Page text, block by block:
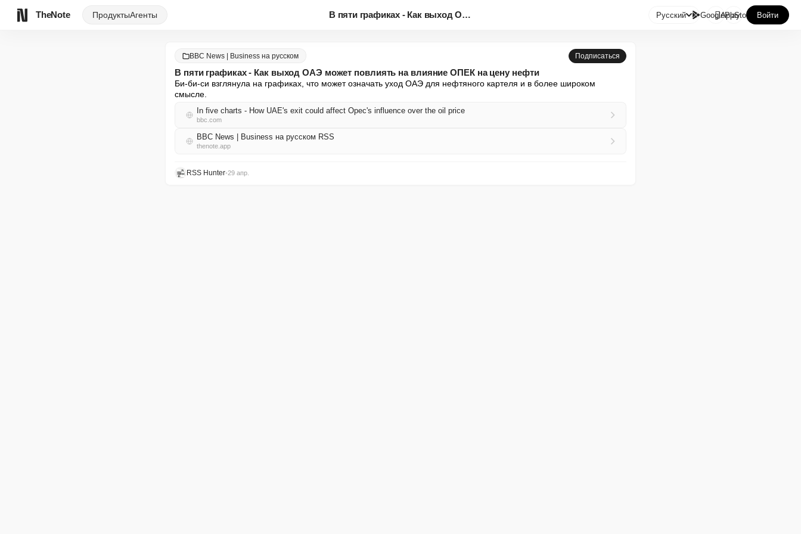
TheNote ПродуктыАгенты В пяти графиках - Как выход ОА... Русский GooglePlay
AppStore Войти
BBC News | Business на русском Подписаться
В пяти графиках - Как выход ОАЭ может повлиять на влияние ОПЕК на цену нефти
Би-би-си взглянула на графиках, что может означать уход ОАЭ для нефтяного картеля и в более широком
смысле.
In five charts - How UAE's exit could affect Opec's influence over the oil price
bbc.com
BBC News | Business на русском RSS
thenote.app
RSS Hunter•29 апр.